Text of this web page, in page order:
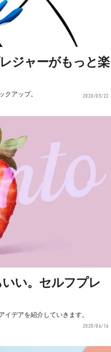
ジャーがもっと楽
アップ。 2020/05/22
い。セルフプレ
デアを紹介していきます。
2020/04/16